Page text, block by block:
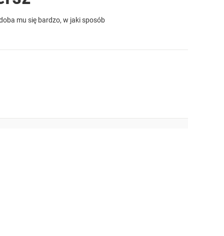
mu się bardzo, w jaki sposób